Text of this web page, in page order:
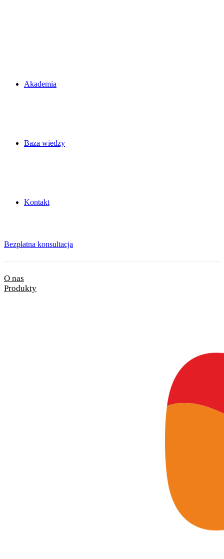
Akademia
Baza wiedzy
Kontakt
Bezpłatna konsultacja
O nas
Produkty